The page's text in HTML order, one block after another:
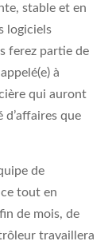
stable et en
logiciels
ferez partie de
à
qui auront
d’affaires que
de
tout en
de mois, de
travaillera